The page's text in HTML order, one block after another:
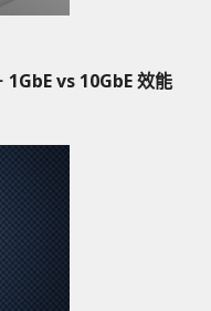
vs 10GbE 效能